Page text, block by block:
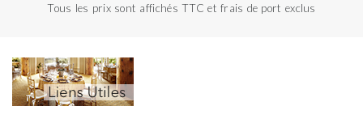
Tous les prix sont affichés TTC et frais de port exclus